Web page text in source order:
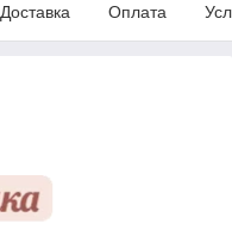
Доставка Оплата